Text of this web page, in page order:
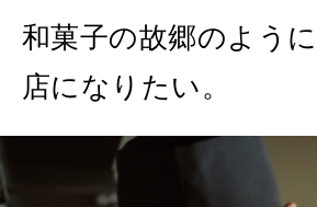
2026年9月号「北海道 おいしく遊ぶ
2026年8月号『お茶の時間
2026年7月号「鎌倉 ローカルが 教えてく
MAGAZINE
和菓子の故郷のよう
店になりたい。